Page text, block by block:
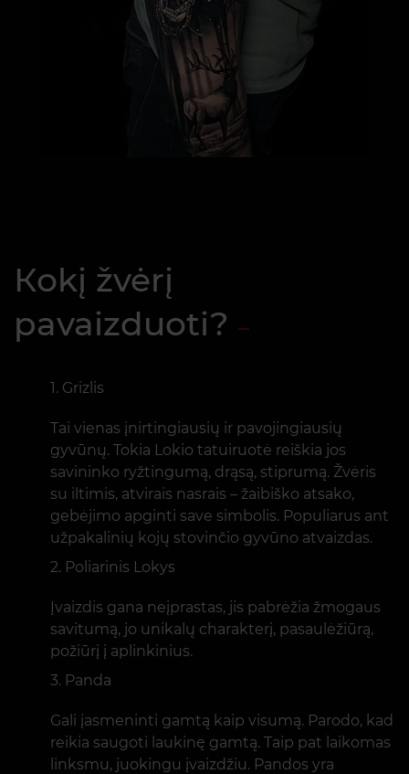
Коkį žvėrį
pavaizduoti?
Grizlis
Tai vienas įnirtingiausių ir pavojingiausių
gyvūnų. Tokia Lokio tatuiruotė reiškia jos
savininko ryžtingumą, drąsą, stiprumą. Žvėris
su iltimis, atvirais nasrais – žaibiško atsako,
gebėjimo apginti save simbolis. Populiarus ant
užpakalinių kojų stovinčio gyvūno atvaizdas.
Poliarinis Lokys
Įvaizdis gana neįprastas, jis pabrėžia žmogaus
savitumą, jo unikalų charakterį, pasaulėžiūrą,
požiūrį į aplinkinius.
Panda
Gali įasmeninti gamtą kaip visumą. Parodo, kad
reikia saugoti laukinę gamtą. Taip pat laikomas
linksmu, juokingu įvaizdžiu. Pandos yra